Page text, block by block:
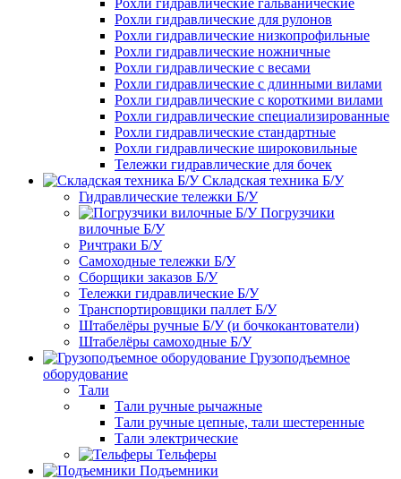
Рохли гидравлические гальванические
Рохли гидравлические для рулонов
Рохли гидравлические низкопрофильные
Рохли гидравлические ножничные
Рохли гидравлические с весами
Рохли гидравлические с длинными вилами
Рохли гидравлические с короткими вилами
Рохли гидравлические специализированные
Рохли гидравлические стандартные
Рохли гидравлические широковильные
Тележки гидравлические для бочек
Складская техника Б/У
Гидравлические тележки Б/У
Погрузчики
вилочные Б/У
Ричтраки Б/У
Самоходные тележки Б/У
Сборщики заказов Б/У
Тележки гидравлические Б/У
Транспортировщики паллет Б/У
Штабелёры ручные Б/У (и бочкокантователи)
Штабелёры самоходные Б/У
Грузоподъемное
оборудование
Тали
Тали ручные рычажные
Тали ручные цепные, тали шестеренные
Тали электрические
Тельферы
Подъемники